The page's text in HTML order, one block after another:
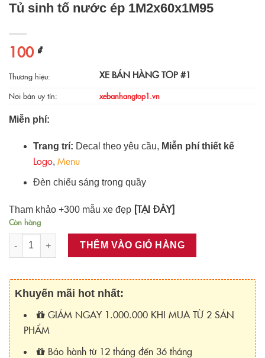
Tủ sinh tố nước ép 1M2x60x1M95
100 ₫
Thương hiệu: XE BÁN HÀNG TOP #1
Nơi bán uy tín: xebanhangtop1.vn
Miễn phí:
Trang trí: Decal theo yêu cầu, Miễn phí thiết kế
Logo, Menu
Đèn chiếu sáng trong quầy
Tham khảo +300 mẫu xe đẹp [TẠI ĐÂY]
Còn hàng
Số lượng
THÊM VÀO GIỎ HÀNG
Khuyến mãi hot nhất:
GIẢM NGAY 1.000.000 KHI MUA TỪ 2 SẢN
PHẨM
Bảo hành từ 12 tháng đến 36 tháng